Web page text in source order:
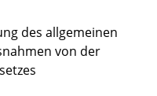
des allgemeinen
von der